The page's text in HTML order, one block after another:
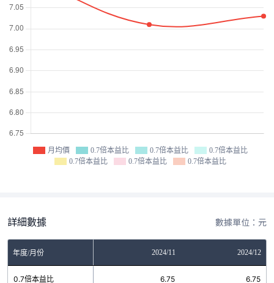
月均價 0.7倍本益比 0.7倍本益比
0.7倍本益比
0.7倍本益比
0.7倍本益比 0.7倍本益比
詳細數據 數據單位：元
年度/月份 2024/11 2024/12
0.7倍本益比 6.75 6.75